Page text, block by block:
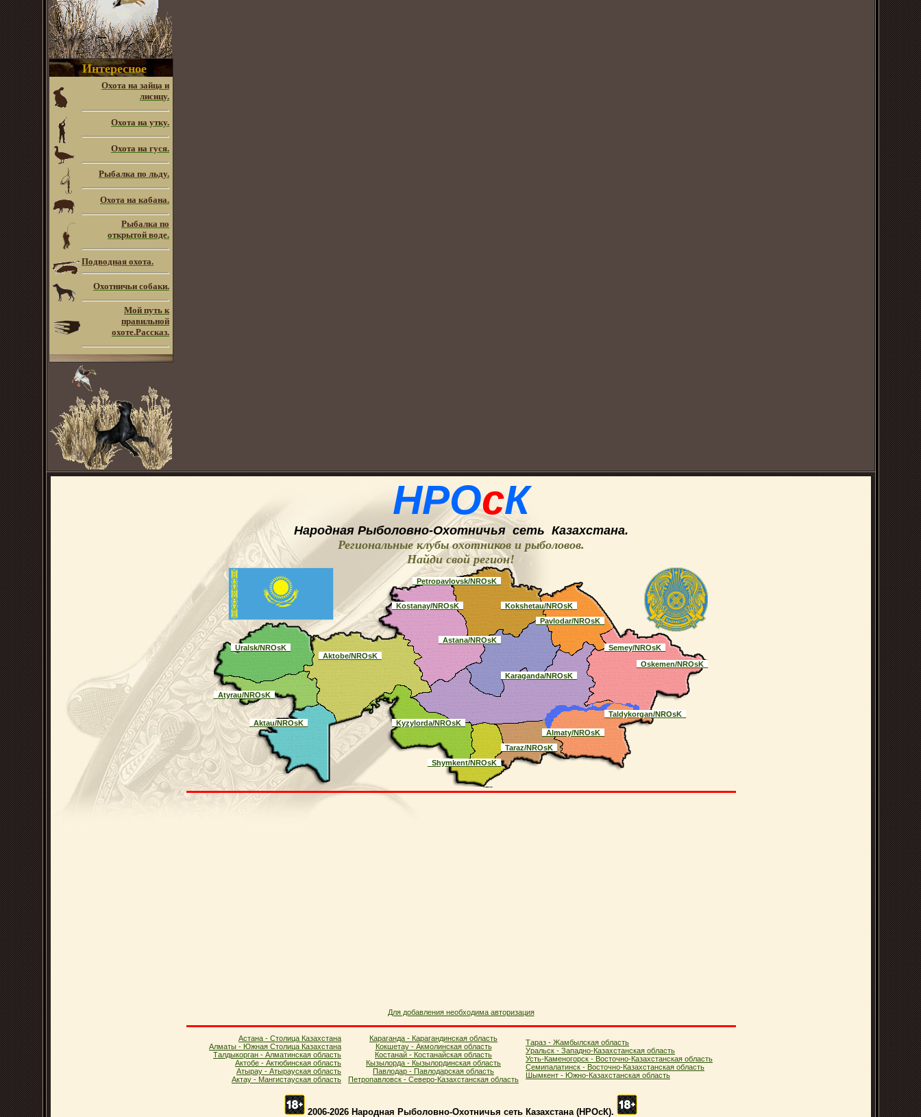
Интересное
Охота на зайца и
лисицу.
Охота на утку.
Охота на гуся.
Рыбалка по льду.
Охота на кабана.
Рыбалка по
открытой воде.
Подводная охота.
Охотничьи собаки.
Мой путь к
правильной
охоте.Рассказ.
НРОсК
Народная Рыболовно-Oхотничья сеть Казахстана.
Региональные клубы охотников и рыболовов.
Найди свой регион!
_Petropavlovsk/NROsK_
_Kostanay/NROsK_
_Kokshetau/NROsK_
_Pavlodar/NROsK_
_Uralsk/NROsK_
_Aktobe/NROsK_
_Astana/NROsK_
_Semey/NROsK_
_Karaganda/NROsK_
_Oskemen/NROsK_
_Atyrau/NROsK_
_Aktau/NROsK_
_Kyzylorda/NROsK_
_Almaty/NROsK_
_Taldykorgan/NROsK_
_Taraz/NROsK_
_Shymkent/NROsK_
Для добавления необходима авторизация
Астана - Столица Казахстана
Алматы - Южная Столица Казахстана
Талдыкорган - Алматинская область
Актобе - Актюбинская область
Атырау - Атырауская область
Актау - Мангистауская область
Караганда - Карагандинская область
Кокшетау - Акмолинская область
Костанай - Костанайская область
Кызылорда - Кызылординская область
Павлодар - Павлодарская область
Петропавловск - Северо-Казахстанская область
Тараз - Жамбылская область
Уральск - Западно-Казахстанская область
Усть-Каменогорск - Восточно-Казахстанская область
Семипалатинск - Восточно-Казахстанская область
Шымкент - Южно-Казахстанская область
2006-2026 Народная Рыболовно-Охотничья сеть Казахстана (НPOcК).